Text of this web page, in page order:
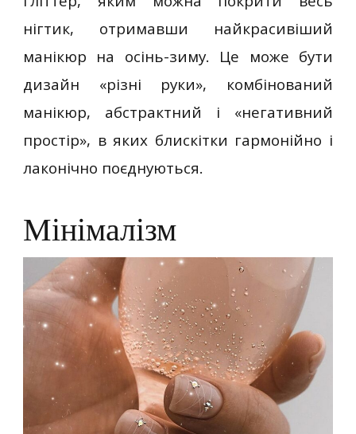
нігтик, отримавши найкрасивіший
манікюр на осінь-зиму. Це може бути
дизайн «різні руки», комбінований
манікюр, абстрактний і «негативний
простір», в яких блискітки гармонійно і
лаконічно поєднуються.
Мінімалізм